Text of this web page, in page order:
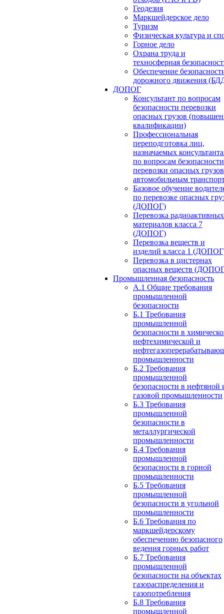
Геодезия
Маркшейдерское дело
Туризм
Физическая культура и
Горное дело
Охрана труда и
техносферная
Обеспечение
дорожного движения
ДОПОГ
Консультант по вопросам
безопасности перевозки
опасных грузов
квалификации)
Профессиональная
переподготовка лиц,
назначаемых
по вопросам безопасности
перевозки опасных грузов
автомобильным
Базовое обучение
по перевозке опасных
(ДОПОГ)
Перевозка радиоактивных
материалов класса 7
(ДОПОГ)
Перевозка веществ и
изделий класса 1
Перевозка в цистернах
опасных веществ
Промышленная безопасность
А.1 Общие требования
промышленной
безопасности
Б.1 Требования
промышленной
безопасности в
нефтехимической и
промышленности
Б.2 Требования
промышленной
безопасности в нефтяной
газовой промышленности
Б.3 Требования
промышленной
безопасности в
металлургической
промышленности
Б.4 Требования
промышленной
безопасности в горной
промышленности
Б.5 Требования
промышленной
безопасности в угольной
промышленности
Б.6 Требования по
маркшейдерскому
обеспечению безопасного
ведения горных работ
Б.7 Требования
промышленной
безопасности на объектах
газораспределения и
газопотребления
Б.8 Требования
промышленной